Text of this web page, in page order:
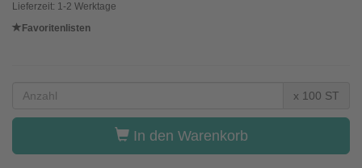
Lieferzeit: 1-2 Werktage
Favoritenlisten
x 100 ST
In den Warenkorb